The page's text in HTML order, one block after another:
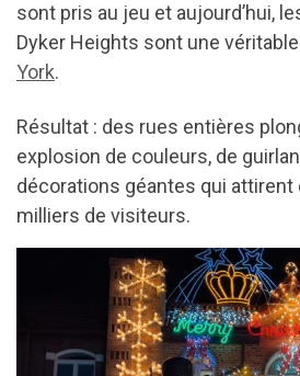
sont pris au jeu et aujourd’hui,
Dyker Heights sont une
York.
Résultat : des rues entières
explosion de couleurs, de
décorations géantes qui attirent
milliers de visiteurs.